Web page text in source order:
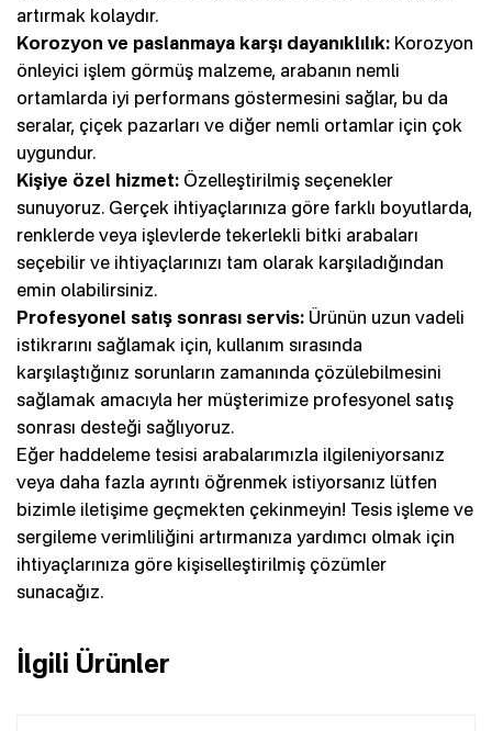
artırmak kolaydır.
Korozyon ve paslanmaya karşı dayanıklılık: Korozyon
önleyici işlem görmüş malzeme, arabanın nemli
ortamlarda iyi performans göstermesini sağlar, bu da
seralar, çiçek pazarları ve diğer nemli ortamlar için çok
uygundur.
Kişiye özel hizmet: Özelleştirilmiş seçenekler
sunuyoruz. Gerçek ihtiyaçlarınıza göre farklı boyutlarda,
renklerde veya işlevlerde tekerlekli bitki arabaları
seçebilir ve ihtiyaçlarınızı tam olarak karşıladığından
emin olabilirsiniz.
Profesyonel satış sonrası servis: Ürünün uzun vadeli
istikrarını sağlamak için, kullanım sırasında
karşılaştığınız sorunların zamanında çözülebilmesini
sağlamak amacıyla her müşterimize profesyonel satış
sonrası desteği sağlıyoruz.
Eğer haddeleme tesisi arabalarımızla ilgileniyorsanız
veya daha fazla ayrıntı öğrenmek istiyorsanız lütfen
bizimle iletişime geçmekten çekinmeyin! Tesis işleme ve
sergileme verimliliğini artırmanıza yardımcı olmak için
ihtiyaçlarınıza göre kişiselleştirilmiş çözümler
sunacağız.
İlgili Ürünler